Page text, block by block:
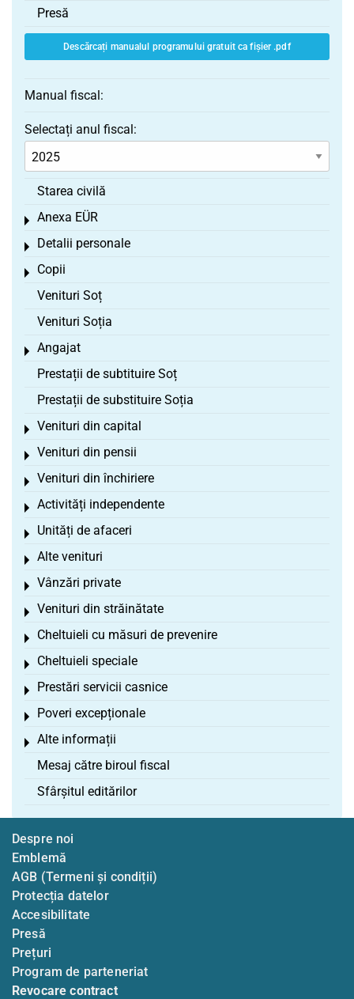
Presă
Descărcați manualul programului gratuit ca fișier .pdf
Manual fiscal:
Selectați anul fiscal:
Starea civilă
Anexa EÜR
Toggle menu
Detalii personale
Toggle menu
Copii
Toggle menu
Venituri Soț
Venituri Soția
Angajat
Toggle menu
Prestații de subtituire Soț
Prestații de substituire Soția
Venituri din capital
Toggle menu
Venituri din pensii
Toggle menu
Venituri din închiriere
Toggle menu
Activități independente
Toggle menu
Unități de afaceri
Toggle menu
Alte venituri
Toggle menu
Vânzări private
Toggle menu
Venituri din străinătate
Toggle menu
Cheltuieli cu măsuri de prevenire
Toggle menu
Cheltuieli speciale
Toggle menu
Prestări servicii casnice
Toggle menu
Poveri excepționale
Toggle menu
Alte informații
Toggle menu
Mesaj către biroul fiscal
Sfârșitul editărilor
Despre noi
Emblemă
AGB (Termeni și condiții)
Protecția datelor
Accesibilitate
Presă
Prețuri
Program de parteneriat
Revocare contract